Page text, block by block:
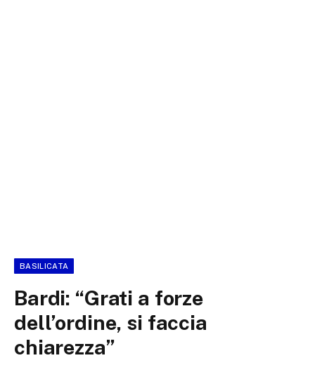
BASILICATA
Bardi: “Grati a forze
dell’ordine, si faccia
chiarezza”